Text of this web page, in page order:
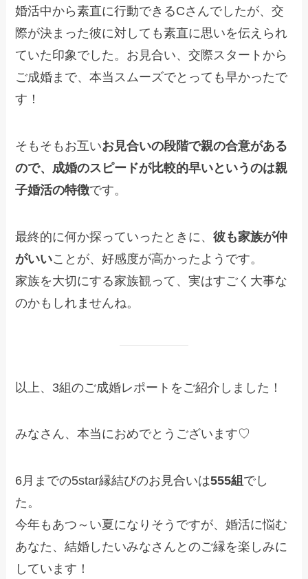
婚活中から素直に行動できるCさんでしたが、交
際が決まった彼に対しても素直に思いを伝えられ
ていた印象でした。お見合い、交際スタートから
ご成婚まで、本当スムーズでとっても早かったで
す！
そもそもお互いお見合いの段階で親の合意がある
ので、成婚のスピードが比較的早いというのは親
子婚活の特徴です。
最終的に何か探っていったときに、彼も家族が仲
がいいことが、好感度が高かったようです。
家族を大切にする家族観って、実はすごく大事な
のかもしれませんね。
以上、3組のご成婚レポートをご紹介しました！
みなさん、本当におめでとうございます♡
6月までの5star縁結びのお見合いは555組 でし
た。
今年もあつ～い夏になりそうですが、婚活に悩む
あなた、結婚したいみなさんとのご縁を楽しみに
しています！